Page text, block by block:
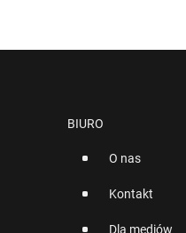
BIURO
O nas
Kontakt
Dla mediów